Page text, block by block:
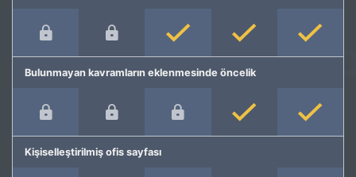
Bulunmayan kavramların eklenmesinde öncelik
Kişiselleştirilmiş ofis sayfası